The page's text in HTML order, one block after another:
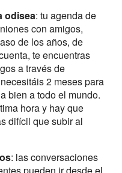
odisea: tu agenda de
con amigos,
de los años, de
te encuentras
a través de
2 meses para
bien a todo el mundo.
hora y hay que
difícil que subir al
: las conversaciones